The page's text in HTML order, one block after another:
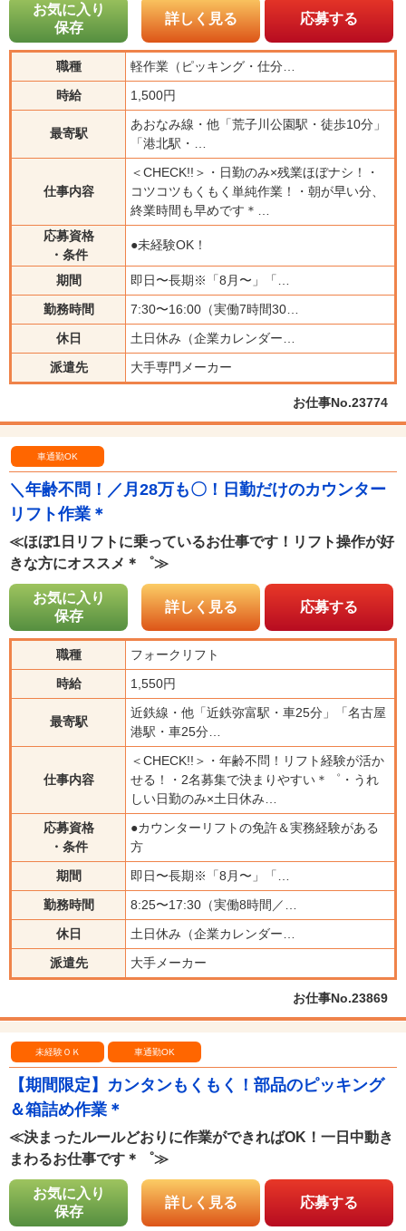
お気に入り
保存
詳しく見る 応募する
職種
軽作業（ピッキング・仕分…
時給
1,500円
最寄駅
あおなみ線・他「荒子川公園駅・徒歩10分」
「港北駅・…
仕事内容
＜CHECK!!＞・日勤のみ×残業ほぼナシ！・
コツコツもくもく単純作業！・朝が早い分、
終業時間も早めです＊…
応募資格
・条件
●未経験OK！
期間
即日〜長期※「8月〜」「…
勤務時間
7:30〜16:00（実働7時間30…
休日
土日休み（企業カレンダー…
派遣先
大手専門メーカー
お仕事No.23774
車通勤OK
＼年齢不問！／月28万も〇！日勤だけのカウンター
リフト作業＊
≪ほぼ1日リフトに乗っているお仕事です！リフト操作が好
きな方にオススメ＊゜≫
お気に入り
保存
詳しく見る 応募する
職種
フォークリフト
時給
1,550円
最寄駅
近鉄線・他「近鉄弥富駅・車25分」「名古屋
港駅・車25分…
仕事内容
＜CHECK!!＞・年齢不問！リフト経験が活か
せる！・2名募集で決まりやすい＊゜・うれ
しい日勤のみ×土日休み…
応募資格
・条件
●カウンターリフトの免許＆実務経験がある
方
期間
即日〜長期※「8月〜」「…
勤務時間
8:25〜17:30（実働8時間／…
休日
土日休み（企業カレンダー…
派遣先
大手メーカー
お仕事No.23869
未経験ＯＫ 車通勤OK
【期間限定】カンタンもくもく！部品のピッキング
＆箱詰め作業＊
≪決まったルールどおりに作業ができればOK！一日中動き
まわるお仕事です＊゜≫
お気に入り
保存
詳しく見る 応募する